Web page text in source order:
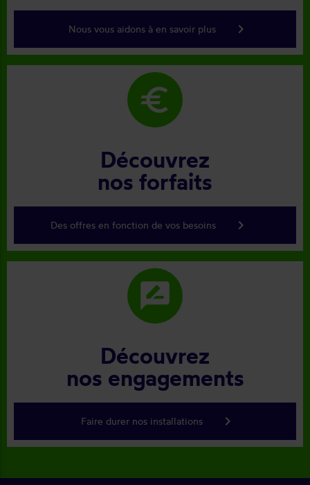
Nous vous aidons à en savoir plus keyboard_arrow_right
euro
Découvrez
nos forfaits
Des offres en fonction de vos besoins keyboard_arrow_right
rate_review
Découvrez
nos engagements
Faire durer nos installations keyboard_arrow_right